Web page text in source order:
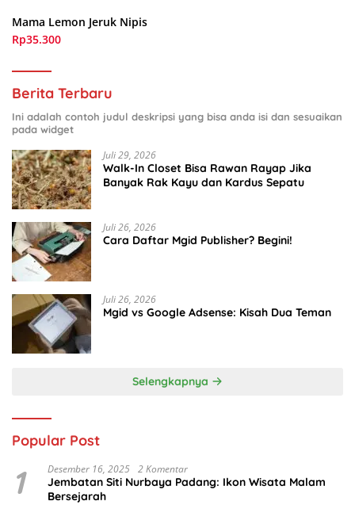
Mama Lemon Jeruk Nipis
Rp35.300
Berita Terbaru
Ini adalah contoh judul deskripsi yang bisa anda isi dan sesuaikan
pada widget
Juli 29, 2026
Walk-In Closet Bisa Rawan Rayap Jika
Banyak Rak Kayu dan Kardus Sepatu
Juli 26, 2026
Cara Daftar Mgid Publisher? Begini!
Juli 26, 2026
Mgid vs Google Adsense: Kisah Dua Teman
Selengkapnya
Popular Post
1 Desember 16, 2025 2 Komentar
Jembatan Siti Nurbaya Padang: Ikon Wisata Malam
Bersejarah